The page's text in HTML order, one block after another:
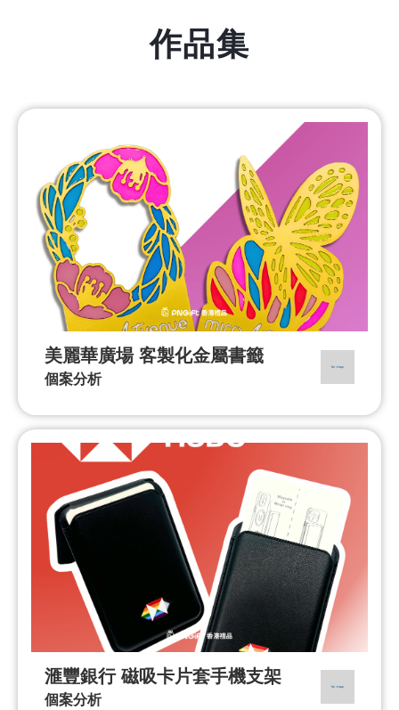
作品集
美麗華廣場 客製化金屬書籤
個案分析
滙豐銀行 磁吸卡片套手機支架
個案分析